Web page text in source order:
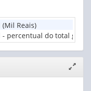
(1)
Reais)
percentual do total geral
janela